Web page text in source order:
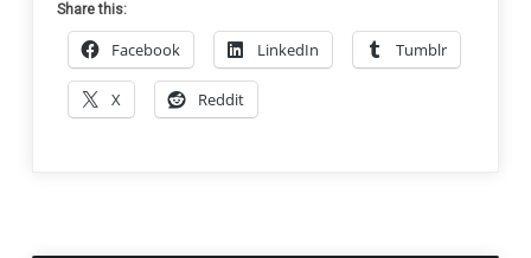
Share this:
Facebook LinkedIn Tumblr
X Reddit